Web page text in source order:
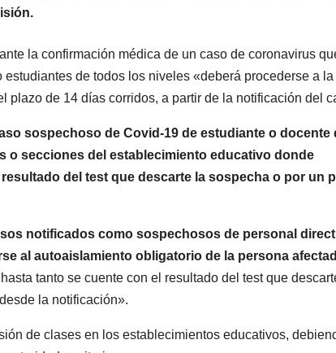
la confirmación médica de un caso de coronavirus
de todos los niveles «deberá procederse a la
de 14 días corridos, a partir de la notificación del
sospechoso de Covid-19 de estudiante o docente
o secciones del establecimiento educativo donde
del test que descarte la sospecha o por un
notificados como sospechosos de personal
al autoaislamiento obligatorio de la persona
tanto se cuente con el resultado del test que
la notificación».
de clases en los establecimientos educativos,
la provincia
por
ARGENTINA
La empresa